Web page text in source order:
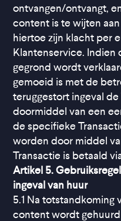
ontvangen/ontvangt,
content is te wijten
hiertoe zijn klacht per
Klantenservice.
gegrond wordt
gemoeid is met de
teruggestort ingeval
doormiddel van een
de specifieke
worden door middel
Transactie is betaald
Artikel 5.
ingeval van huur
5.1 Na totstandkoming
content wordt